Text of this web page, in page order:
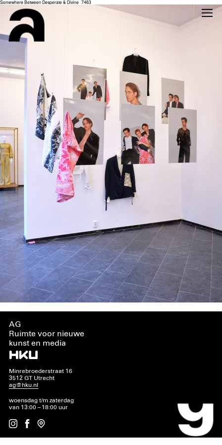
Somewhere Between Desperate & Divine_7463
AG
Ruimte voor nieuwe
kunst en media
Minrebroederstraat 16
3512 GT Utrecht
ag@hku.nl
woensdag t/m zaterdag
van 13:00 – 18:00 uur